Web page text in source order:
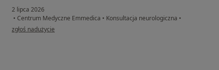
2 lipca 2026
• Centrum Medyczne Emmedica • Konsultacja neurologiczna •
w opinii użytkownika Klaudia
zgłoś nadużycie